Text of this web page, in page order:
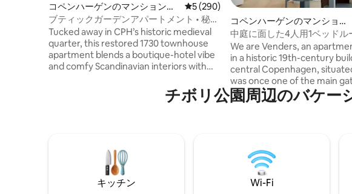
コペンハーゲンのマンション・
アパート
レビュー290件、5つ星中5つ星の平均評
5 (290)
ブティックガーデンアパートメント • 秘密
の中庭のオアシス
Tucked away in CPH’s historic medieval
quarter, this restored 1730 townhouse
apartment blends a boutique-hotel vibe
and comfy Scandinavian interiors with
love the rare courtyard oasis, a peaceful
retreat hidden behind the bustling
city life and a secret garden sanctuary.
The epitome of hygge, with curated
vintage and lux details throughout.
コペンハーゲンのマンショ
ン・アパート
中庭に面した4人用1ベッドル
ト
We are Venders, an
in a historic 19th-century
central Copenhagen,
was once one of the main
old city. The property has
restored, keeping its historic
ease of having a place of
access to hotel services.
チボリ公園⁠周⁠辺⁠のバ⁠ケ⁠ー⁠
キッチン Wi-Fi